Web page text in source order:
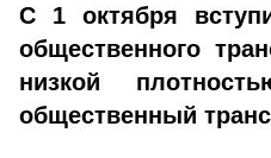
С 1 октября
общественного
низкой
общественный